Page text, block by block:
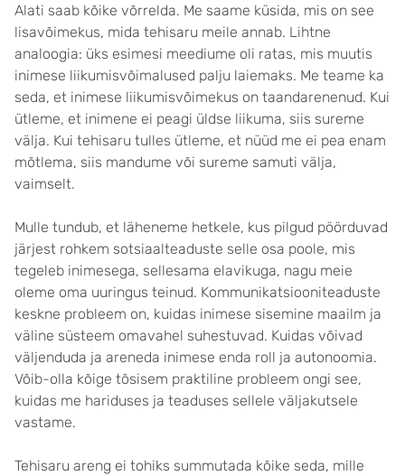
Alati saab kõike võrrelda. Me saame küsida, mis on see
lisavõimekus, mida tehisaru meile annab. Lihtne
analoogia: üks esimesi meediume oli ratas, mis muutis
inimese liikumisvõimalused palju laiemaks. Me teame ka
seda, et inimese liikumisvõimekus on taandarenenud. Kui
ütleme, et inimene ei peagi üldse liikuma, siis sureme
välja. Kui tehisaru tulles ütleme, et nüüd me ei pea enam
mõtlema, siis mandume või sureme samuti välja,
vaimselt.
Mulle tundub, et läheneme hetkele, kus pilgud pöörduvad
järjest rohkem sotsiaalteaduste selle osa poole, mis
tegeleb inimesega, sellesama elavikuga, nagu meie
oleme oma uuringus teinud. Kommunikatsiooniteaduste
keskne probleem on, kuidas inimese sisemine maailm ja
väline süsteem omavahel suhestuvad. Kuidas võivad
väljenduda ja areneda inimese enda roll ja autonoomia.
Võib-olla kõige tõsisem praktiline probleem ongi see,
kuidas me hariduses ja teaduses sellele väljakutsele
vastame.
Tehisaru areng ei tohiks summutada kõike seda, mille